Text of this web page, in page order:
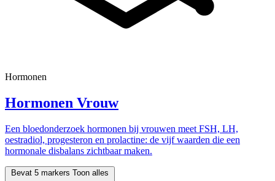
Hormonen
Hormonen Vrouw
Een bloedonderzoek hormonen bij vrouwen meet FSH, LH,
oestradiol, progesteron en prolactine: de vijf waarden die een
hormonale disbalans zichtbaar maken.
Bevat 5 markers Toon alles